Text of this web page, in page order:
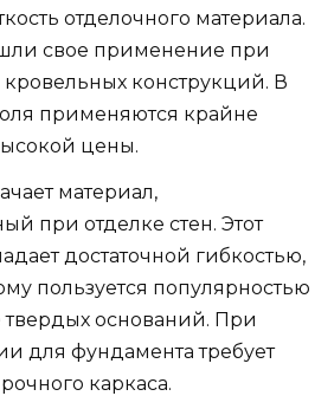
отделочного материала.
свое применение при
кровельных конструкций. В
применяются крайне
цены.
материал,
при отделке стен. Этот
достаточной гибкостью,
пользуется популярностью
оснований. При
для фундамента требует
каркаса.